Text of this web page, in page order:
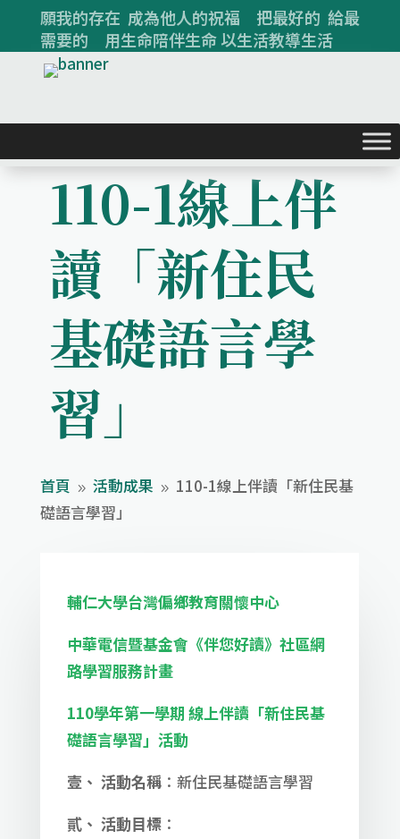
願我的存在 成為他人的祝福 把最好的 給最
需要的 用生命陪伴生命 以生活教導生活
110-1線上伴
讀「新住民
基礎語言學
習」
首頁 9 活動成果 9 110-1線上伴讀「新住民基
礎語言學習」
輔仁大學台灣偏鄉教育關懷中心
中華電信暨基金會《伴您好讀》社區網
路學習服務計畫
110學年第一學期 線上伴讀「新住民基
礎語言學習」活動
壹、 活動名稱：新住民基礎語言學習
貳、 活動目標：